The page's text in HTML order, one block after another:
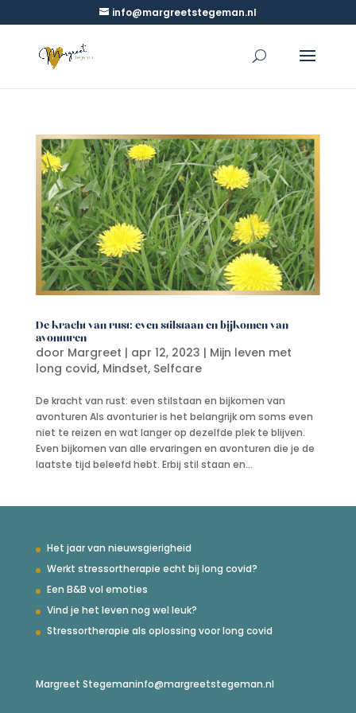
info@margreetstegeman.nl
De kracht van rust: even stilstaan en bijkomen van
avonturen
door Margreet | apr 12, 2023 | Mijn leven met
long covid, Mindset, Selfcare
De kracht van rust: even stilstaan en bijkomen van
avonturen Als avonturier is het belangrijk om soms even
niet te reizen en wat langer op dezelfde plek te blijven.
Even bijkomen van alle ervaringen en avonturen die je de
laatste tijd beleefd hebt. Erbij stil staan en...
Het jaar van nieuwsgierigheid
Werkt stressortherapie echt bij long covid?
Een B&B vol emoties
Vind je het leven nog wel leuk?
Stressortherapie als oplossing voor long covid
Margreet Stegemaninfo@margreetstegeman.nl